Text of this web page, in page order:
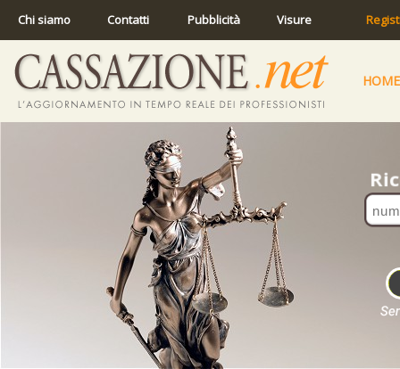
Chi siamo Contatti Pubblicità Visure
HOME